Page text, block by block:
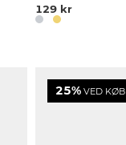
129 kr
25% VED